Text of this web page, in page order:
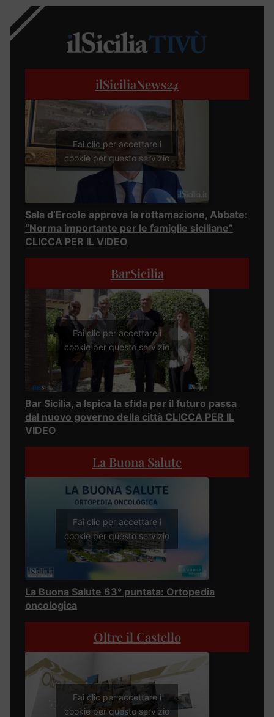
ilSiciliaNews24
Fai clic per accettare i
cookie per questo servizio
Sala d’Ercole approva la rottamazione, Abbate:
“Norma importante per le famiglie siciliane”
CLICCA PER IL VIDEO
BarSicilia
Fai clic per accettare i
cookie per questo servizio
Bar Sicilia, a Ispica la sfida per il futuro passa
dal nuovo governo della città CLICCA PER IL
VIDEO
La Buona Salute
Fai clic per accettare i
cookie per questo servizio
La Buona Salute 63° puntata: Ortopedia
oncologica
Oltre il Castello
Fai clic per accettare i
cookie per questo servizio